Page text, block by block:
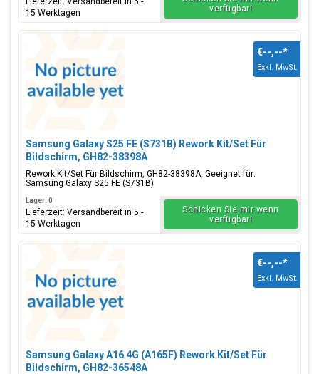
15 Werktagen
verfügbar!
Samsung Galaxy S25 FE (S731B) Rework Kit/Set Für
Bildschirm, GH82-38398A
Rework Kit/Set Für Bildschirm, GH82-38398A, Geeignet für:
Samsung Galaxy S25 FE (S731B)
€--,--*
Exkl. MwSt.
Lager: 0
Lieferzeit: Versandbereit in 5 -
15 Werktagen
Schicken Sie mir wenn
verfügbar!
Samsung Galaxy A16 4G (A165F) Rework Kit/Set Für
Bildschirm, GH82-36548A
€--,--*
Exkl. MwSt.